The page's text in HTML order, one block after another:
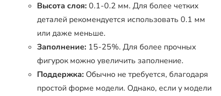
Высота слоя:0.1-0.2 мм. Для более четких
деталей рекомендуется использовать 0.1 мм
или даже меньше.
Заполнение: 15-25%. Для более прочных
фигурок можно увеличить заполнение.
Поддержка: Обычно не требуется, благодаря
простой форме модели. Однако, если у модели